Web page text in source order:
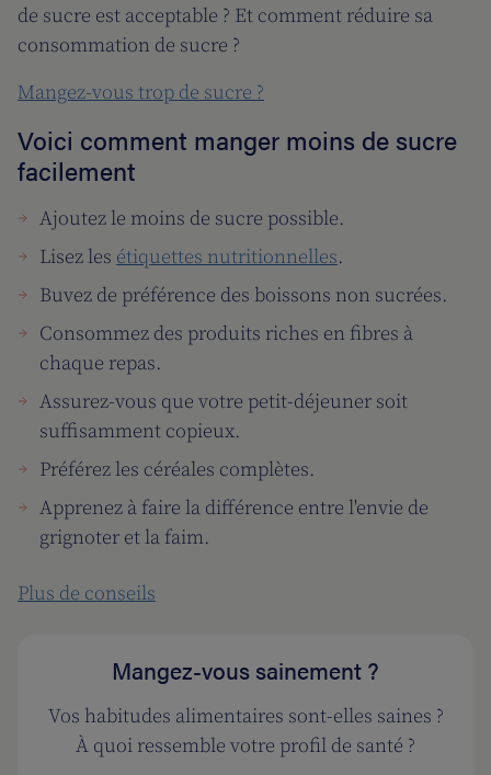
de sucre est acceptable ? Et comment réduire sa
consommation de sucre ?
Mangez-vous trop de sucre ?
Voici comment manger moins de sucre
facilement
Ajoutez le moins de sucre possible.
Lisez les étiquettes nutritionnelles.
Buvez de préférence des boissons non sucrées.
Consommez des produits riches en fibres à
chaque repas.
Assurez-vous que votre petit-déjeuner soit
suffisamment copieux.
Préférez les céréales complètes.
Apprenez à faire la différence entre l'envie de
grignoter et la faim.
Plus de conseils
Mangez-vous sainement ?
Vos habitudes alimentaires sont-elles saines ?
À quoi ressemble votre profil de santé ?